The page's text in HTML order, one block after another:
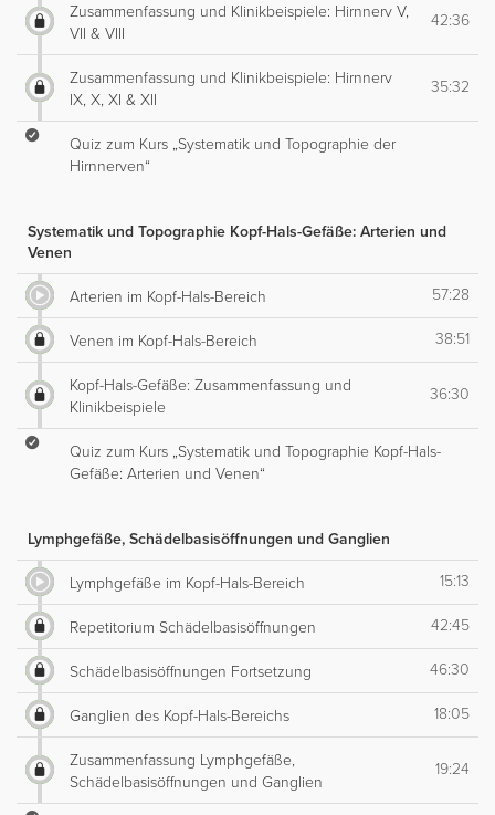
Zusammenfassung und Klinikbeispiele: Hirnnerv V,
VII & VIII
42:36
Zusammenfassung und Klinikbeispiele: Hirnnerv
IX, X, XI & XII
35:32
Quiz zum Kurs „Systematik und Topographie der
Hirnnerven“
Systematik und Topographie Kopf-Hals-Gefäße: Arterien und
Venen
Arterien im Kopf-Hals-Bereich 57:28
Venen im Kopf-Hals-Bereich 38:51
Kopf-Hals-Gefäße: Zusammenfassung und
Klinikbeispiele
36:30
Quiz zum Kurs „Systematik und Topographie Kopf-Hals-
Gefäße: Arterien und Venen“
Lymphgefäße, Schädelbasisöffnungen und Ganglien
Lymphgefäße im Kopf-Hals-Bereich 15:13
Repetitorium Schädelbasisöffnungen 42:45
Schädelbasisöffnungen Fortsetzung 46:30
Ganglien des Kopf-Hals-Bereichs 18:05
Zusammenfassung Lymphgefäße,
Schädelbasisöffnungen und Ganglien
19:24